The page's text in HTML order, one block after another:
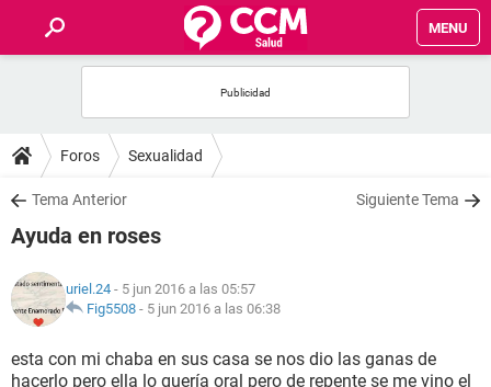
MENU
FOROS
SALUD
FAMILIA
NUTRICIÓN
BIENESTAR
Foros Sexualidad
Tema Anterior Siguiente Tema
Ayuda en roses
uriel.24 - 5 jun 2016 a las 05:57
Fig5508 - 5 jun 2016 a las 06:38
esta con mi chaba en sus casa se nos dio las ganas de
hacerlo pero ella lo quería oral pero de repente se me vino el